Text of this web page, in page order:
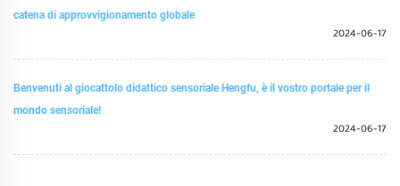
catena di approvvigionamento globale
2024-06-17
Benvenuti al giocattolo didattico sensoriale Hengfu, è il vostro portale per il
mondo sensoriale!
2024-06-17